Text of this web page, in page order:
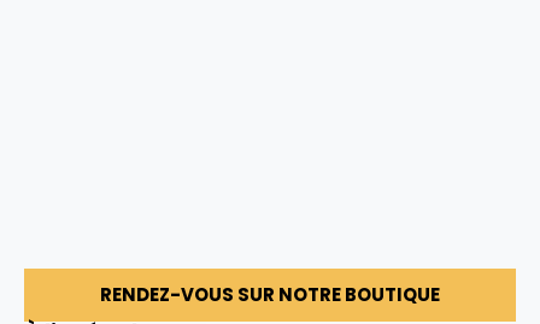
RENDEZ-VOUS SUR NOTRE BOUTIQUE